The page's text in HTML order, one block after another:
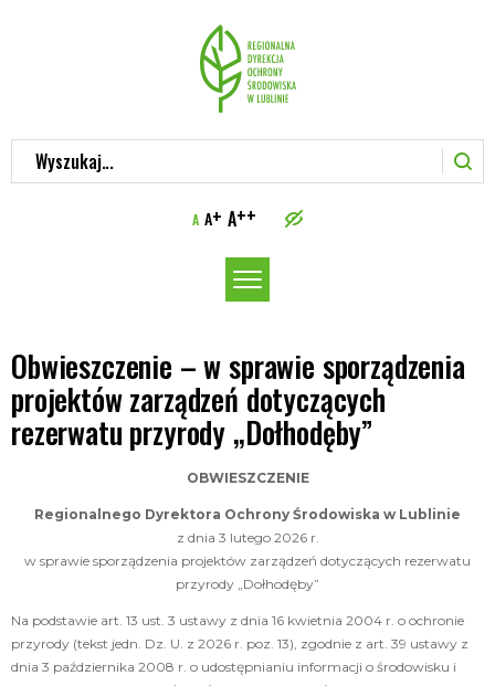
Wyszukaj...
A A+ A++
Włącz
Obwieszczenie – w sprawie sporządzenia
projektów zarządzeń dotyczących
rezerwatu przyrody „Dołhodęby”
OBWIESZCZENIE
Regionalnego Dyrektora Ochrony Środowiska w Lublinie
z dnia 3 lutego 2026 r.
w sprawie sporządzenia projektów zarządzeń dotyczących rezerwatu
przyrody „Dołhodęby”
Na podstawie art. 13 ust. 3 ustawy z dnia 16 kwietnia 2004 r. o ochronie
przyrody (tekst jedn. Dz. U. z 2026 r. poz. 13), zgodnie z art. 39 ustawy z
dnia 3 października 2008 r. o udostępnianiu informacji o środowisku i